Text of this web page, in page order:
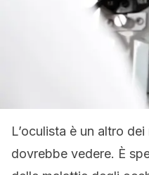
L’oculista è un altro
dovrebbe vedere. È